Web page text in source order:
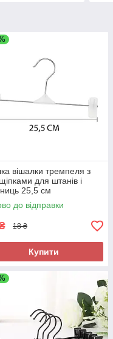
вішалки тремпеля з
для штанів і
25,5 см
до відправки
18 ₴
Купити